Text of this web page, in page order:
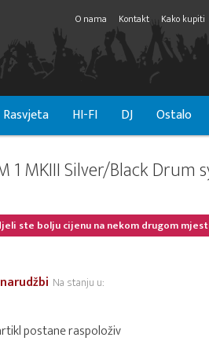
O nama Kontakt Kako kupiti
Rasvjeta HI-FI DJ Ostalo
1 MKIII Silver/Black Drum
ste bolju cijenu na nekom drugom
Na stanju u:
postane raspoloživ